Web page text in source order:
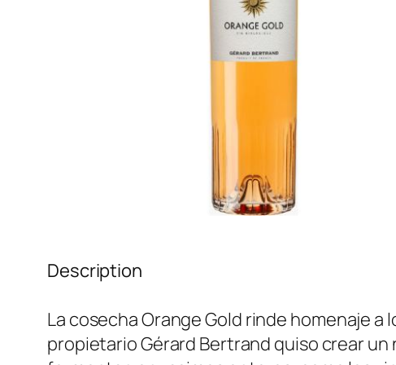
Description
La cosecha Orange Gold rinde homenaje
propietario Gérard Bertrand quiso crear un